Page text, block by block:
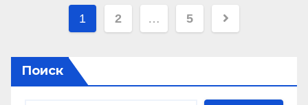
Пагинация
1 2 … 5
Поиск